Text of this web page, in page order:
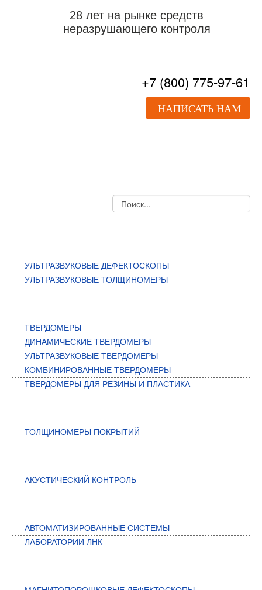
28 лет на рынке средств
неразрушающего контроля
+7 (800) 775-97-61
НАПИСАТЬ НАМ
УЛЬТРАЗВУКОВЫЕ ДЕФЕКТОСКОПЫ
УЛЬТРАЗВУКОВЫЕ ТОЛЩИНОМЕРЫ
ТВЕРДОМЕРЫ
ДИНАМИЧЕСКИЕ ТВЕРДОМЕРЫ
УЛЬТРАЗВУКОВЫЕ ТВЕРДОМЕРЫ
КОМБИНИРОВАННЫЕ ТВЕРДОМЕРЫ
ТВЕРДОМЕРЫ ДЛЯ РЕЗИНЫ И ПЛАСТИКА
ТОЛЩИНОМЕРЫ ПОКРЫТИЙ
АКУСТИЧЕСКИЙ КОНТРОЛЬ
АВТОМАТИЗИРОВАННЫЕ СИСТЕМЫ
ЛАБОРАТОРИИ ЛНК